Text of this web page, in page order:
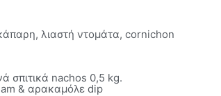
λιαστή ντομάτα, cornichon
σπιτικά nachos 0,5 kg.
& αρακαμόλε dip